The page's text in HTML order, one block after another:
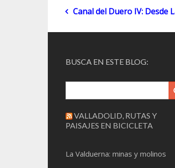
Navegación
de
Canal del Duero IV: Desde
BUSCA EN ESTE BLOG:
VALLADOLID, RUTAS Y
PAISAJES EN BICICLETA
La Valduerna: minas y molinos